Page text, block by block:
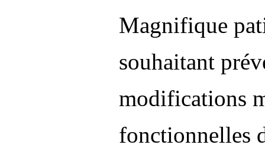
Magnifique
souhaitant
modifications
fonctionnelles